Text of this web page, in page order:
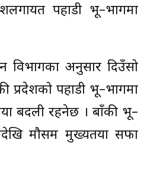
पहाडी भू–भागमा
विभागका अनुसार दिउँसो
प्रदेशको पहाडी भू–भागमा
बदली रहनेछ । बाँकी भू–
मौसम मुख्यतया सफा